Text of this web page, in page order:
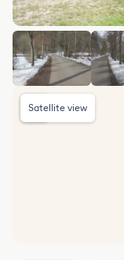
Satellite view